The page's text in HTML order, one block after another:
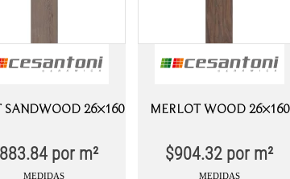
SANDWOOD 26×160
por m²
MEDIDAS
MERLOT WOOD 26×160
$904.32 por m²
MEDIDAS